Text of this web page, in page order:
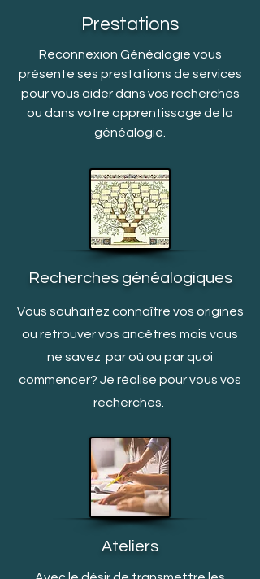
Prestations
Reconnexion Généalogie vous
présente ses prestations de services
pour vous aider dans vos recherches
ou dans votre apprentissage de la
généalogie.
Recherches généalogiques
Vous souhaitez connaître vos origines
ou retrouver vos ancêtres mais vous
ne savez par où ou par quoi
commencer? Je réalise pour vous vos
recherches.
Ateliers